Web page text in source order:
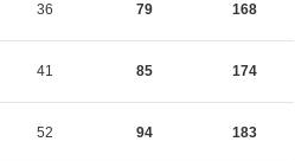
36 79 168
41 85 174
52 94 183